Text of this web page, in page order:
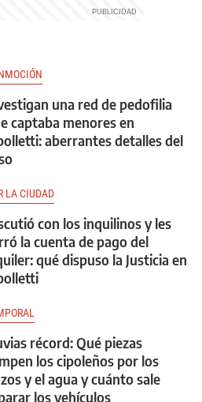
una red de pedofilia
captaba menores en
aberrantes detalles del
LA CIUDAD
con los inquilinos y les
la cuenta de pago del
qué dispuso la Justicia en
récord: Qué piezas
los cipoleños por los
y el agua y cuánto sale
los vehículos